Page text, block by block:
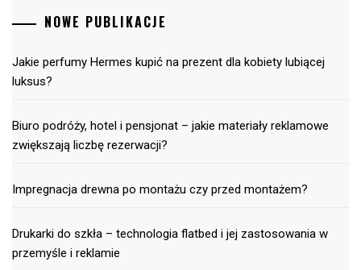
NOWE PUBLIKACJE
Jakie perfumy Hermes kupić na prezent dla kobiety lubiącej
luksus?
Biuro podróży, hotel i pensjonat – jakie materiały reklamowe
zwiększają liczbę rezerwacji?
Impregnacja drewna po montażu czy przed montażem?
Drukarki do szkła – technologia flatbed i jej zastosowania w
przemyśle i reklamie